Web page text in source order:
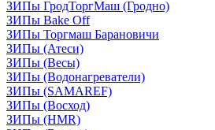
ЗИПы ГродТоргМаш (Гродно)
ЗИПы Bake Off
ЗИПы Торгмаш Барановичи
ЗИПы (Атеси)
ЗИПы (Весы)
ЗИПы (Водонагреватели)
ЗИПы (SAMAREF)
ЗИПы (Восход)
ЗИПы (HMR)